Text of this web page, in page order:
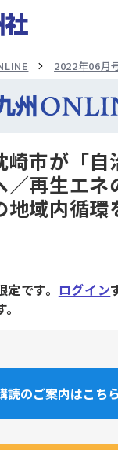
2022年06月
崎市が「
／再生エネ
地域内循環
です。 ログイン
読のご案内はこちら